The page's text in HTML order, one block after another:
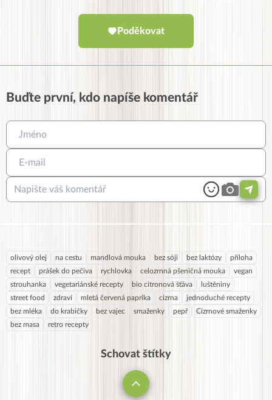
Poděkovat
Buďte první, kdo napíše komentář
olivový olej na cestu mandlová mouka bez sóji bez laktózy
příloha
recept
prášek do pečiva rychlovka celozrnná pšeničná mouka
vegan
strouhanka
vegetariánské recepty bio citronová šťáva
luštěniny
street food
zdraví mletá červená paprika cizrna
jednoduché recepty
bez mléka
do krabičky bez vajec smaženky pepř
Cizrnové smaženky
bez masa
retro recepty
Schovat štítky